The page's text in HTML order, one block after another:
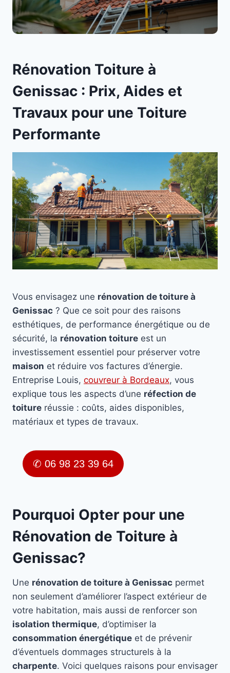
Rénovation Toiture à
Genissac : Prix, Aides et
Travaux pour une Toiture
Performante
Vous envisagez une rénovation de toiture à
Genissac ? Que ce soit pour des raisons
esthétiques, de performance énergétique ou de
sécurité, la rénovation toiture est un
investissement essentiel pour préserver votre
maison et réduire vos factures d’énergie.
Entreprise Louis, couvreur à Bordeaux, vous
explique tous les aspects d’une réfection de
toiture réussie : coûts, aides disponibles,
matériaux et types de travaux.
✆ 06 98 23 39 64
Pourquoi Opter pour une
Rénovation de Toiture à
Genissac?
Une rénovation de toiture à Genissac permet
non seulement d’améliorer l’aspect extérieur de
votre habitation, mais aussi de renforcer son
isolation thermique, d’optimiser la
consommation énergétique et de prévenir
d’éventuels dommages structurels à la
charpente. Voici quelques raisons pour envisager